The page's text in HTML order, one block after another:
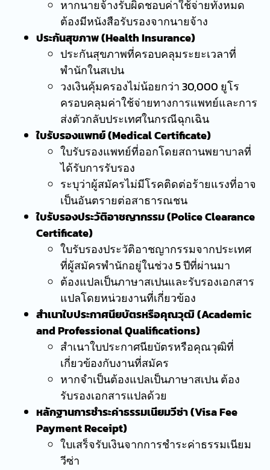
หากนายจ้างรับผิดชอบค่าใช้จ่ายทั้งหมด
ต้องมีหนังสือรับรองจากนายจ้าง
ประกันสุขภาพ (Health Insurance)
ประกันสุขภาพที่ครอบคลุมระยะเวลาที่
พำนักในสเปน
วงเงินคุ้มครองไม่น้อยกว่า 30,000 ยูโร
ครอบคลุมค่าใช้จ่ายทางการแพทย์และการ
ส่งตัวกลับประเทศในกรณีฉุกเฉิน
ใบรับรองแพทย์ (Medical Certificate)
ใบรับรองแพทย์ที่ออกโดยสถานพยาบาลที่
ได้รับการรับรอง
ระบุว่าผู้สมัครไม่มีโรคติดต่อร้ายแรงที่อาจ
เป็นอันตรายต่อสาธารณชน
ใบรับรองประวัติอาชญากรรม (Police Clearance
Certificate)
ใบรับรองประวัติอาชญากรรมจากประเทศ
ที่ผู้สมัครพำนักอยู่ในช่วง 5 ปีที่ผ่านมา
ต้องแปลเป็นภาษาสเปนและรับรองเอกสาร
แปลโดยหน่วยงานที่เกี่ยวข้อง
สำเนาใบประกาศนียบัตรหรือคุณวุฒิ (Academic
and Professional Qualifications)
สำเนาใบประกาศนียบัตรหรือคุณวุฒิที่
เกี่ยวข้องกับงานที่สมัคร
หากจำเป็นต้องแปลเป็นภาษาสเปน ต้อง
รับรองเอกสารแปลด้วย
หลักฐานการชำระค่าธรรมเนียมวีซ่า (Visa Fee
Payment Receipt)
ใบเสร็จรับเงินจากการชำระค่าธรรมเนียม
วีซ่า